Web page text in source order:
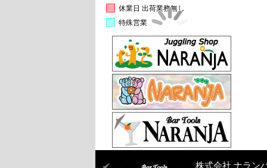
休業日 出荷業務無し
特殊営業
株式会社 ナラン